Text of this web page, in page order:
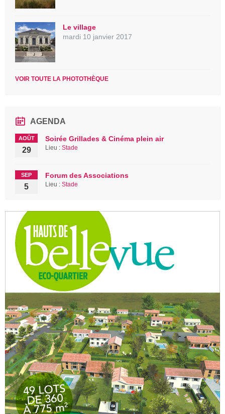
Le village
mardi 10 janvier 2017
VOIR TOUTE LA PHOTOTHÈQUE
AGENDA
AOÛT
29
Soirée Grillades & Cinéma plein air
Lieu : Stade
SEP
5
Forum des Associations
Lieu : Stade